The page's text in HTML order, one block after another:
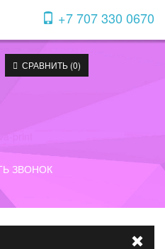
СРАВНИТЬ (0)
ЗВОНОК
+7 707 330 0670